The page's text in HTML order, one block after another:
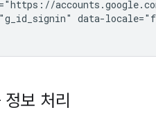
data-
정보 처리